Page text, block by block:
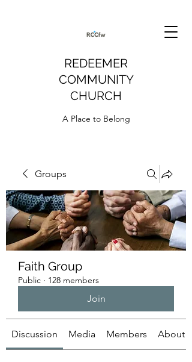
REDEEMER
COMMUNITY
CHURCH
A Place to Belong
Groups
Faith Group
Public · 128 members
Join
Discussion Media Members About